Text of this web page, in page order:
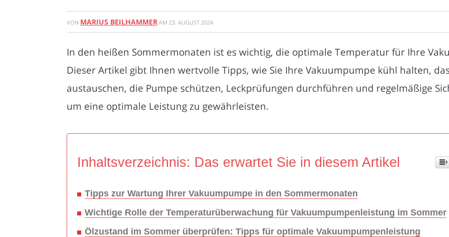
VON MARIUS BEILHAMMER AM 23. AUGUST 2024
In den heißen Sommermonaten ist es wichtig, die optimale Temperatur für Ihre
Dieser Artikel gibt Ihnen wertvolle Tipps, wie Sie Ihre Vakuumpumpe kühl halten,
austauschen, die Pumpe schützen, Leckprüfungen durchführen und regelmäßige
um eine optimale Leistung zu gewährleisten.
Inhaltsverzeichnis: Das erwartet Sie in diesem Artikel
Tipps zur Wartung Ihrer Vakuumpumpe in den Sommermonaten
Wichtige Rolle der Temperaturüberwachung für Vakuumpumpenleistung im Sommer
Ölzustand im Sommer überprüfen: Tipps für optimale Vakuumpumpenleistung